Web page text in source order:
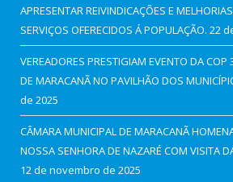
APRESENTAR REIVINDICAÇÕES E
SERVIÇOS OFERECIDOS Á POPULAÇÃO. 22
VEREADORES PRESTIGIAM EVENTO DA COP
DE MARACANÃ NO PAVILHÃO DOS
de 2025
CÂMARA MUNICIPAL DE MARACANÃ
NOSSA SENHORA DE NAZARÉ COM VISITA
12 de novembro de 2025